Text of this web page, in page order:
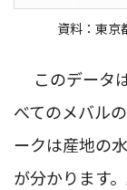
資料：東京
このデータ
べてのメバル
ークは産地の
が分かります